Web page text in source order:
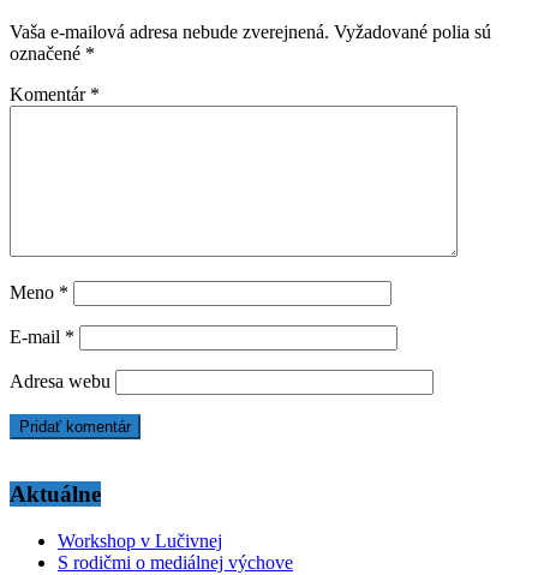
Vaša e-mailová adresa nebude zverejnená. Vyžadované polia sú
označené *
Komentár *
Meno *
E-mail *
Adresa webu
Aktuálne
Workshop v Lučivnej
S rodičmi o mediálnej výchove